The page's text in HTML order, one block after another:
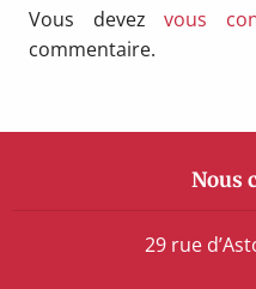
Vous devezvous
commentaire.
Nous
29 rue